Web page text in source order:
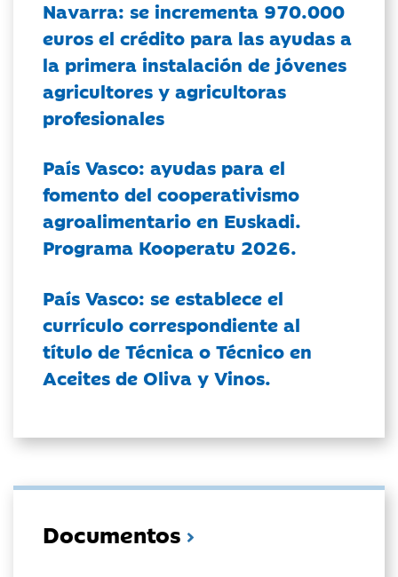
Navarra: se incrementa 970.000
euros el crédito para las ayudas a
la primera instalación de jóvenes
agricultores y agricultoras
profesionales
País Vasco: ayudas para el
fomento del cooperativismo
agroalimentario en Euskadi.
Programa Kooperatu 2026.
País Vasco: se establece el
currículo correspondiente al
título de Técnica o Técnico en
Aceites de Oliva y Vinos.
Documentos